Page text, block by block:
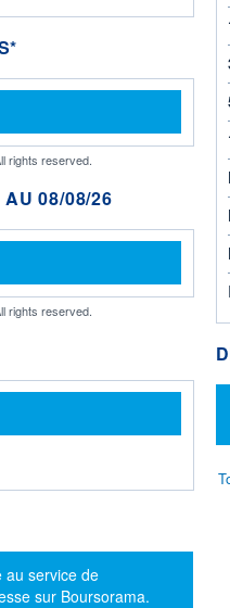
rights reserved.
08/08/26
rights reserved.
au service de
sur Boursorama.